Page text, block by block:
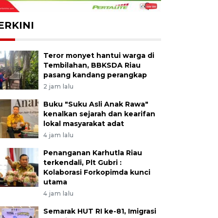
Teror monyet hantui warga di
Tembilahan, BBKSDA Riau
pasang kandang perangkap
2 jam lalu
Buku "Suku Asli Anak Rawa"
kenalkan sejarah dan kearifan
lokal masyarakat adat
4 jam lalu
Penanganan Karhutla Riau
terkendali, Plt Gubri :
Kolaborasi Forkopimda kunci
utama
4 jam lalu
Semarak HUT RI ke-81, Imigrasi